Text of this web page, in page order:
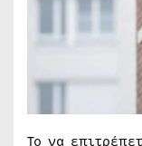
Το να